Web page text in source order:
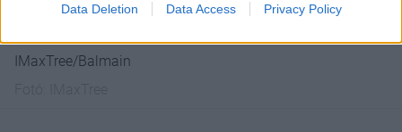
Data Deletion Data Access Privacy Policy
IMaxTree/Balmain